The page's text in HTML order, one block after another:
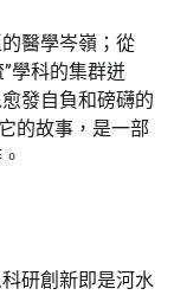
醫學岑嶺；從
學科的集群迸
發自負和磅礴的
的故事，是一部
研創新即是河水